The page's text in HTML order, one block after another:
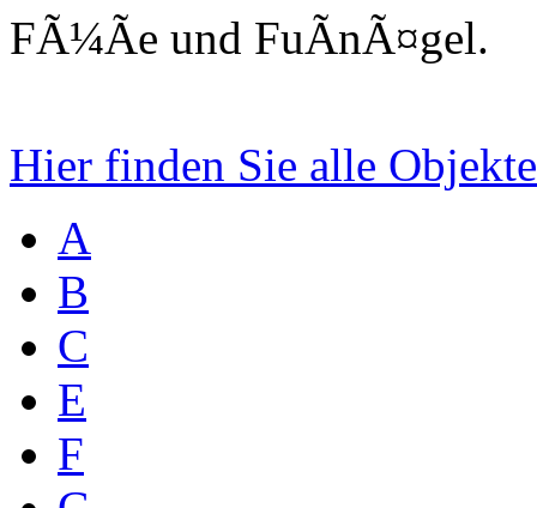
FÃ¼Ãe und FuÃnÃ¤gel.
Hier finden Sie alle
A
B
C
E
F